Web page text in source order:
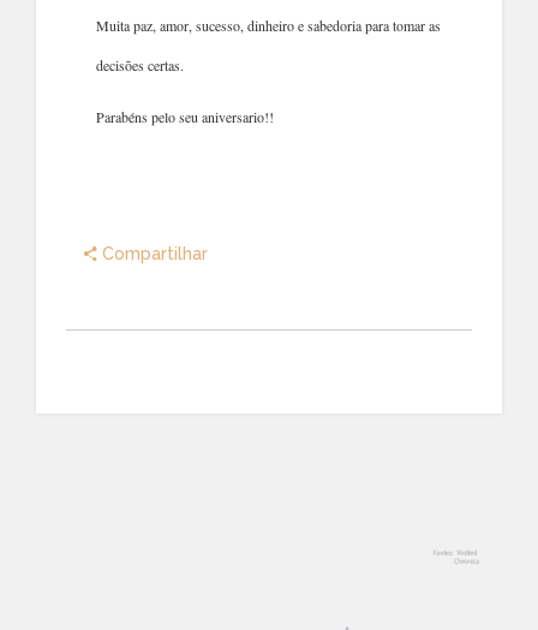
Muita paz, amor, sucesso, dinheiro e sabedoria para tomar as
decisões certas.
Parabéns pelo seu aniversario!!
Compartilhar